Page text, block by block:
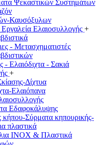
Ψεκαστικών Συστημάτων
Καυσόξυλων
Ελαιοσυλλογής +
- Μετασχηματιστές
- Ελαιόδιχτα - Σακιά
+
Δίχτυα
Ελαιόπανα
Εδαφοκάλυψης
κήπου-Σύρματα κηπουρικής-
πλαστικά
INOX & Πλαστικά